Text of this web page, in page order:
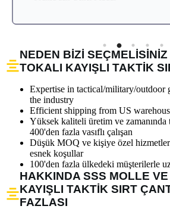
NEDEN BIZI
TOKALI KAYIŞLI TAKTIK
Expertise in tactical/military/outdoor
the industry
Efficient shipping from US
Yüksek kaliteli üretim ve zamanında
400'den fazla vasıflı çalışan
Düşük MOQ ve kişiye özel
esnek koşullar
100'den fazla ülkedeki müşterilerle
HAKKINDA SSS MOLLE
KAYIŞLI TAKTIK SIRT
FAZLASI